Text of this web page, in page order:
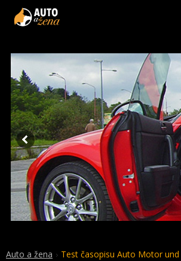
Auto a žena
Test časopisu Auto Motor